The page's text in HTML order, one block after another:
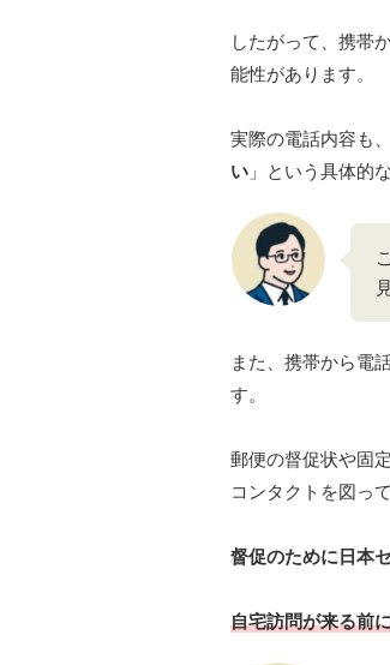
したがって、携帯
能性があります。
実際の電話内容も
い 」という具体的
また、携帯から電
す。
郵便の督促状や固
コンタクトを図っ
督促のために日本
自宅訪問が来る前